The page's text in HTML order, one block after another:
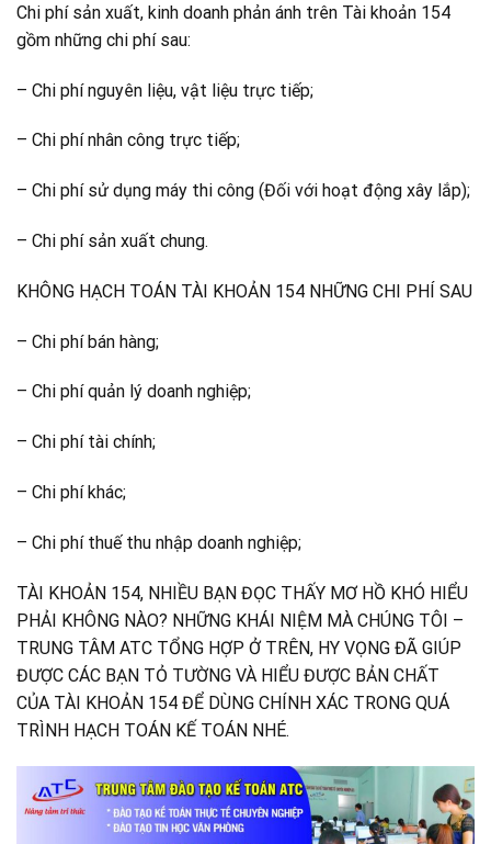
Chi phí sản xuất, kinh doanh phản ánh trên Tài khoản 154
gồm những chi phí sau:
– Chi phí nguyên liệu, vật liệu trực tiếp;
– Chi phí nhân công trực tiếp;
– Chi phí sử dụng máy thi công (Đối với hoạt động xây lắp);
– Chi phí sản xuất chung.
KHÔNG HẠCH TOÁN TÀI KHOẢN 154 NHỮNG CHI PHÍ SAU
– Chi phí bán hàng;
– Chi phí quản lý doanh nghiệp;
– Chi phí tài chính;
– Chi phí khác;
– Chi phí thuế thu nhập doanh nghiệp;
TÀI KHOẢN 154, NHIỀU BẠN ĐỌC THẤY MƠ HỒ KHÓ HIỂU
PHẢI KHÔNG NÀO? NHỮNG KHÁI NIỆM MÀ CHÚNG TÔI –
TRUNG TÂM ATC TỔNG HỢP Ở TRÊN, HY VỌNG ĐÃ GIÚP
ĐƯỢC CÁC BẠN TỎ TƯỜNG VÀ HIỂU ĐƯỢC BẢN CHẤT
CỦA TÀI KHOẢN 154 ĐỂ DÙNG CHÍNH XÁC TRONG QUÁ
TRÌNH HẠCH TOÁN KẾ TOÁN NHÉ.